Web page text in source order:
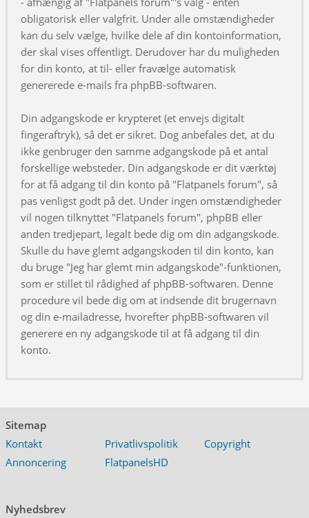
obligatorisk eller valgfrit. Under alle omstændigheder
kan du selv vælge, hvilke dele af din kontoinformation,
der skal vises offentligt. Derudover har du muligheden
for din konto, at til- eller fravælge automatisk
genererede e-mails fra phpBB-softwaren.
Din adgangskode er krypteret (et envejs digitalt
fingeraftryk), så det er sikret. Dog anbefales det, at du
ikke genbruger den samme adgangskode på et antal
forskellige websteder. Din adgangskode er dit værktøj
for at få adgang til din konto på "Flatpanels forum", så
pas venligst godt på det. Under ingen omstændigheder
vil nogen tilknyttet "Flatpanels forum", phpBB eller
anden tredjepart, legalt bede dig om din adgangskode.
Skulle du have glemt adgangskoden til din konto, kan
du bruge "Jeg har glemt min adgangskode"-funktionen,
som er stillet til rådighed af phpBB-softwaren. Denne
procedure vil bede dig om at indsende dit brugernavn
og din e-mailadresse, hvorefter phpBB-softwaren vil
generere en ny adgangskode til at få adgang til din
konto.
Sitemap
Kontakt
Privatlivspolitik
Copyright
Annoncering
FlatpanelsHD
Nyhedsbrev